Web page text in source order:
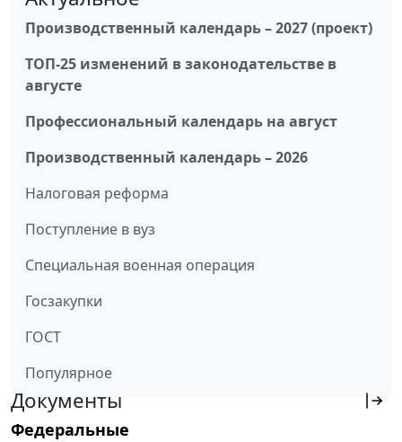
Производственный календарь – 2027 (проект)
ТОП-25 изменений в законодательстве в
августе
Профессиональный календарь на август
Производственный календарь – 2026
Налоговая реформа
Поступление в вуз
Специальная военная операция
Госзакупки
ГОСТ
Популярное
Документы
Федеральные